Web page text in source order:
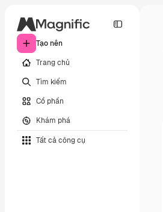
Tạo nên
Trang chủ
Tìm kiếm
Cổ phần
Khám phá
Tất cả công cụ